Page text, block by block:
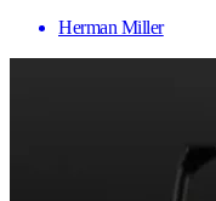
Herman Miller